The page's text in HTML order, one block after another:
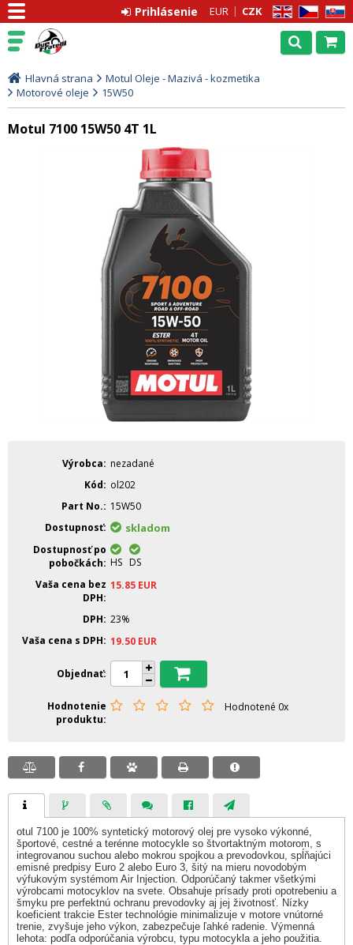
EN CZ SK
EUR CZK
Prihlásenie
Hlavná strana
Motul Oleje - Mazivá - kozmetika
Motorové oleje
15W50
Motul 7100 15W50 4T 1L
Výrobca
nezadané
Kód
ol202
Part No.
15W50
Dostupnosť
skladom
Dostupnosť po
pobočkách
HS DS
Vaša cena bez
DPH
15.85 EUR
DPH 23%
Vaša cena s DPH 19.50 EUR
Objednať
Hodnotenie
produktu
Hodnotené 0x
otul 7100 je 100% syntetický motorový olej pre vysoko výkonné,
športové, cestné a terénne motocykle so štvortaktným motorom, s
integrovanou suchou alebo mokrou spojkou a prevodovkou, spĺňajúci
emisné predpisy Euro 2 alebo Euro 3, šitý na mieru novodobým
výfukovým systémom Air Injection. Odporúčaný takmer všetkými
výrobcami motocyklov na svete. Obsahuje prísady proti opotrebeniu a
šmyku pre perfektnú ochranu prevodovky aj jej životnosť. Nízky
koeficient trakcie Ester technológie minimalizuje v motore vnútorné
trenie, zvyšuje jeho výkon, zabezpečuje ľahké radenie. Výmenná
lehota: podľa odporúčania výrobcu, typu motocykla a jeho použitia.